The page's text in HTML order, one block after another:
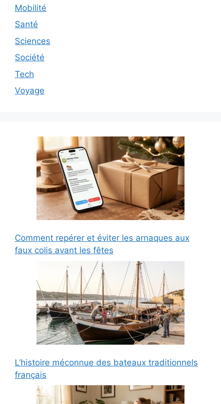
Mobilité
Santé
Sciences
Société
Tech
Voyage
Comment repérer et éviter les arnaques aux
faux colis avant les fêtes
L’histoire méconnue des bateaux traditionnels
français